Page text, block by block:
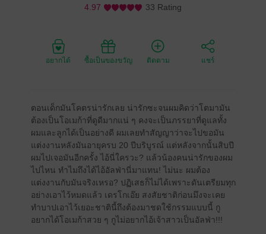
4.97 33 Rating
อยากได้ ซื้อเป็นของขวัญ ติดตาม แชร์
ตอนเด็กมันโคตรน่ารักเลย น่ารักซะจนผมคิดว่าโตมามัน
ต้องเป็นโอเมก้าที่ดูดีมากแน่ ๆ คงจะเป็นภรรยาที่ดูแลทั้ง
ผมและลูกได้เป็นอย่างดี ผมเลยทำสัญญาว่าจะไปขอมัน
แต่งงานหลังมันอายุครบ 20 ปีบริบูรณ์ แต่หลังจากนั้นสิบปี
ผมไปเจอมันอีกครั้ง ไอ้นี่ใครวะ? แล้วน้องคนน่ารักของผม
ไปไหน ทำไมถึงได้ไอ้อัลฟ่านี่มาแทน! ไม่นะ ผมต้อง
แต่งงานกับมันจริงเหรอ? ปฏิเสธก็ไม่ได้เพราะดันเตรียมทุก
อย่างเอาไว้หมดแล้ว เดรโกเอ๊ย สงสัยชาติก่อนมึงจะเคย
ทำบาปเอาไว้เยอะชาตินี้ถึงต้องมาชดใช้กรรมแบบนี้ กู
อยากได้โอเมก้าสวย ๆ กูไม่อยากไอ้เจ้าสาวเป็นอัลฟ่า!!!